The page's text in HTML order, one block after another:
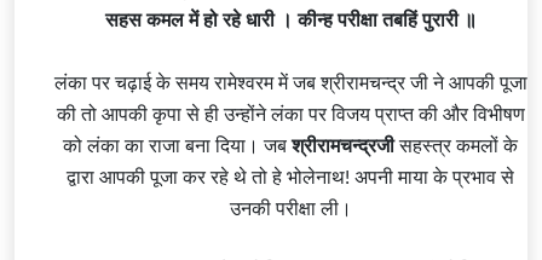
सहस कमल में हो रहे धारी । कीन्ह परीक्षा तबहिं पुरारी ॥
लंका पर चढ़ाई के समयरामेश्वरममें जब श्रीरामचन्द्र जी ने आपकी पूजा
की तो आपकी कृपा से ही उन्होंने लंका पर विजय प्राप्त की और विभीषण
को लंका का राजा बना दिया। जबश्रीरामचन्द्रजीसहस्त्र कमलों के
द्वारा आपकी पूजा कर रहे थे तो हे भोलेनाथ! अपनी माया के प्रभाव से
उनकी परीक्षा ली।